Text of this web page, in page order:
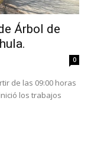
Árbol de
0
de las 09:00 horas
los trabajos